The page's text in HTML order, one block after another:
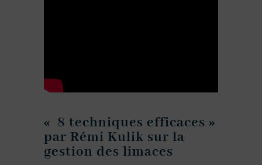
« 8 techniques efficaces »
par Rémi Kulik sur la
gestion des limaces